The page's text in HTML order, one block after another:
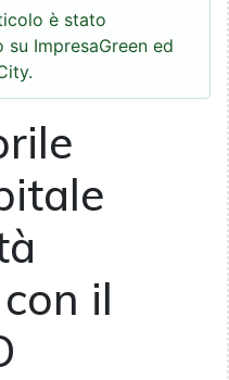
è stato
ImpresaGreen ed
il